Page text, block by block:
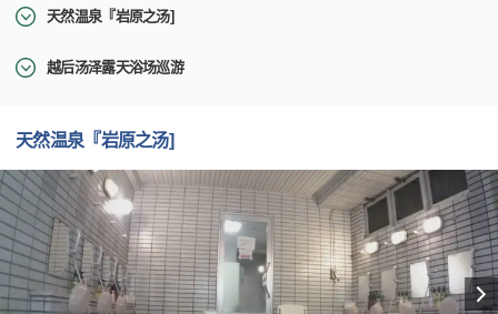
天然温泉『岩原之汤]
越后汤泽露天浴场巡游
天然温泉『岩原之汤]